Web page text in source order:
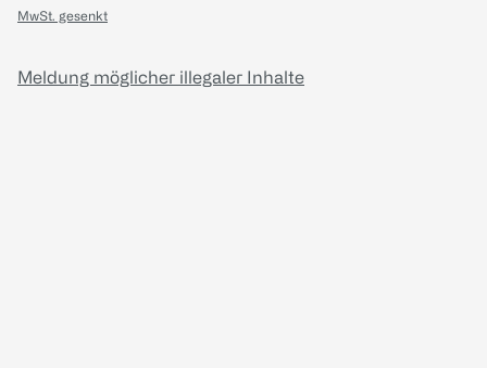
MwSt. gesenkt
Meldung möglicher illegaler Inhalte